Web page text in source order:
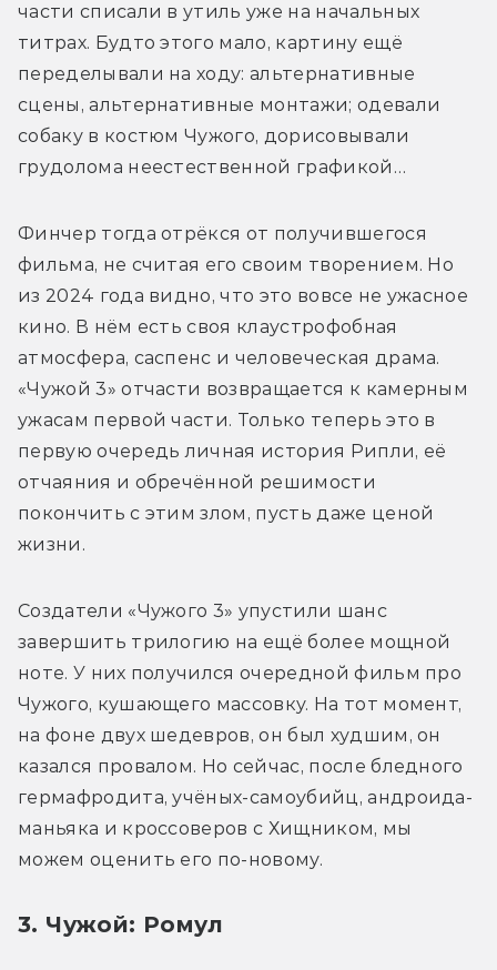
части списали в утиль уже на начальных
титрах. Будто этого мало, картину ещё
переделывали на ходу: альтернативные
сцены, альтернативные монтажи; одевали
собаку в костюм Чужого, дорисовывали
грудолома неестественной графикой…
Финчер тогда отрёкся от получившегося
фильма, не считая его своим творением. Но
из 2024 года видно, что это вовсе не ужасное
кино. В нём есть своя клаустрофобная
атмосфера, саспенс и человеческая драма.
«Чужой 3» отчасти возвращается к камерным
ужасам первой части. Только теперь это в
первую очередь личная история Рипли, её
отчаяния и обречённой решимости
покончить с этим злом, пусть даже ценой
жизни.
Создатели «Чужого 3» упустили шанс
завершить трилогию на ещё более мощной
ноте. У них получился очередной фильм про
Чужого, кушающего массовку. На тот момент,
на фоне двух шедевров, он был худшим, он
казался провалом. Но сейчас, после бледного
гермафродита, учёных-самоубийц, андроида-
маньяка и кроссоверов с Хищником, мы
можем оценить его по-новому.
3. Чужой: Ромул